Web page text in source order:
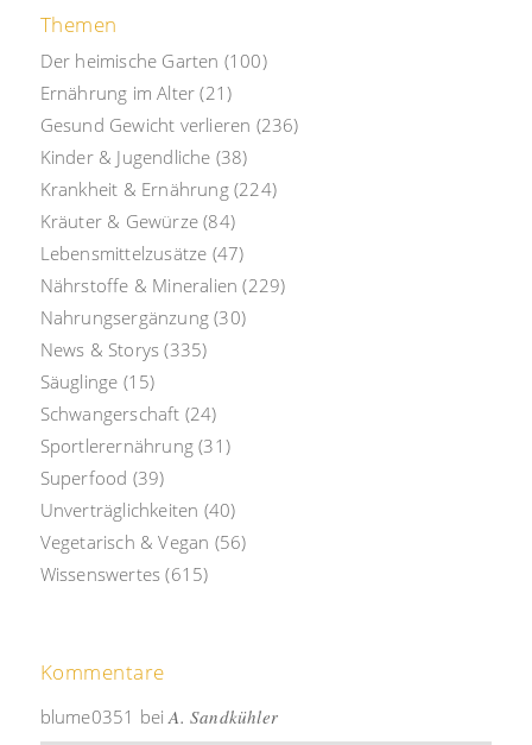
Themen
Der heimische Garten (100)
Ernährung im Alter (21)
Gesund Gewicht verlieren (236)
Kinder & Jugendliche (38)
Krankheit & Ernährung(224)
Kräuter & Gewürze (84)
Lebensmittelzusätze (47)
Nährstoffe & Mineralien (229)
Nahrungsergänzung (30)
News & Storys (335)
Säuglinge (15)
Schwangerschaft (24)
Sportlerernährung (31)
Superfood (39)
Unverträglichkeiten (40)
Vegetarisch & Vegan (56)
Wissenswertes (615)
Kommentare
blume0351 beiA. Sandkühler